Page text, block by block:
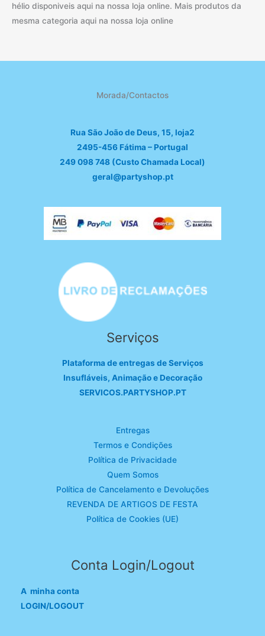
hélio disponiveis aqui na nossa loja online. Mais produtos da
mesma categoria aqui na nossa loja online
Morada/Contactos
Rua São João de Deus, 15, loja2
2495-456 Fátima – Portugal
249 098 748 (Custo Chamada Local)
geral@partyshop.pt
Serviços
Plataforma de entregas de Serviços
Insufláveis, Animação e Decoração
SERVICOS.PARTYSHOP.PT
Entregas
Termos e Condições
Política de Privacidade
Quem Somos
Política de Cancelamento e Devoluções
REVENDA DE ARTIGOS DE FESTA
Política de Cookies (UE)
Conta Login/Logout
A minha conta
LOGIN/LOGOUT